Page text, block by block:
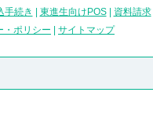
手続き 東進生向けPOS| 資料請求|
・ポリシー サイトマップ